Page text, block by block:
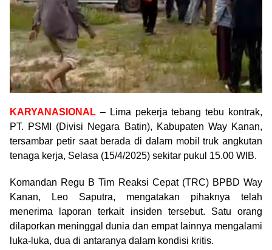
KARYANASIONAL – Lima pekerja tebang tebu kontrak,
PT. PSMI (Divisi Negara Batin), Kabupaten Way Kanan,
tersambar petir saat berada di dalam mobil truk angkutan
tenaga kerja, Selasa (15/4/2025) sekitar pukul 15.00 WIB.
Komandan Regu B Tim Reaksi Cepat (TRC) BPBD Way
Kanan, Leo Saputra, mengatakan pihaknya telah
menerima laporan terkait insiden tersebut. Satu orang
dilaporkan meninggal dunia dan empat lainnya mengalami
luka-luka, dua di antaranya dalam kondisi kritis.